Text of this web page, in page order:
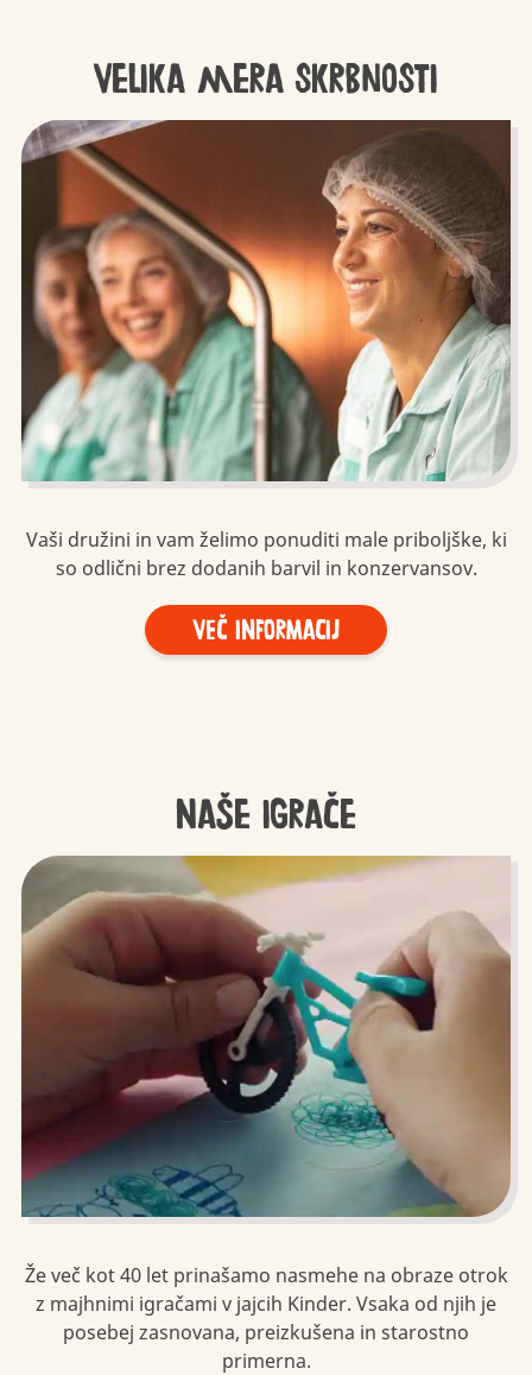
Velika mera skrbnosti
Vaši družini in vam želimo ponuditi male priboljške, ki
so odlični brez dodanih barvil in konzervansov.
Več informacij
Naše igrače
Že več kot 40 let prinašamo nasmehe na obraze otrok
z majhnimi igračami v jajcih Kinder. Vsaka od njih je
posebej zasnovana, preizkušena in starostno
primerna.